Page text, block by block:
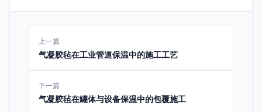
上一篇
气凝胶毡在工业管道保温中的施工工艺
下一篇
气凝胶毡在罐体与设备保温中的包覆施工